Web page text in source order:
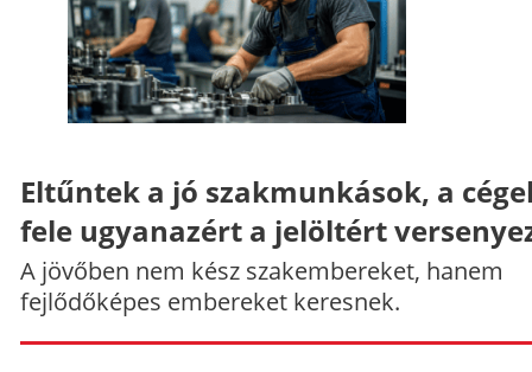
Eltűntek a jó szakmunkások, a
fele ugyanazért a jelöltért
A jövőben nem kész szakembereket, hanem
fejlődőképes embereket keresnek.